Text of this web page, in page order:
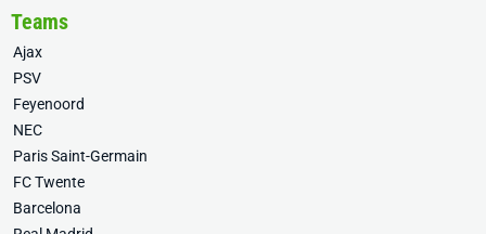
Teams
Ajax
PSV
Feyenoord
NEC
Paris Saint-Germain
FC Twente
Barcelona